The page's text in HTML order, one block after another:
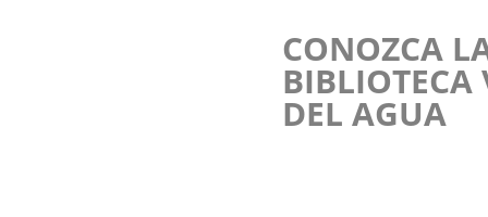
CONOZCA
BIBLIOTECA
DEL AGUA